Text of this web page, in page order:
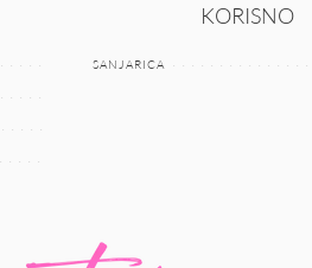
KORISNO
SANJARICA